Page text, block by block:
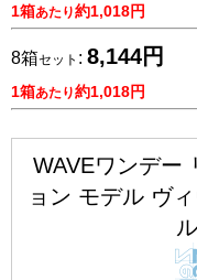
1箱あたり約1,018円
8箱セット : 8,144円
1箱あたり約1,018円
WAVEワンデー
ョン モデル ヴ